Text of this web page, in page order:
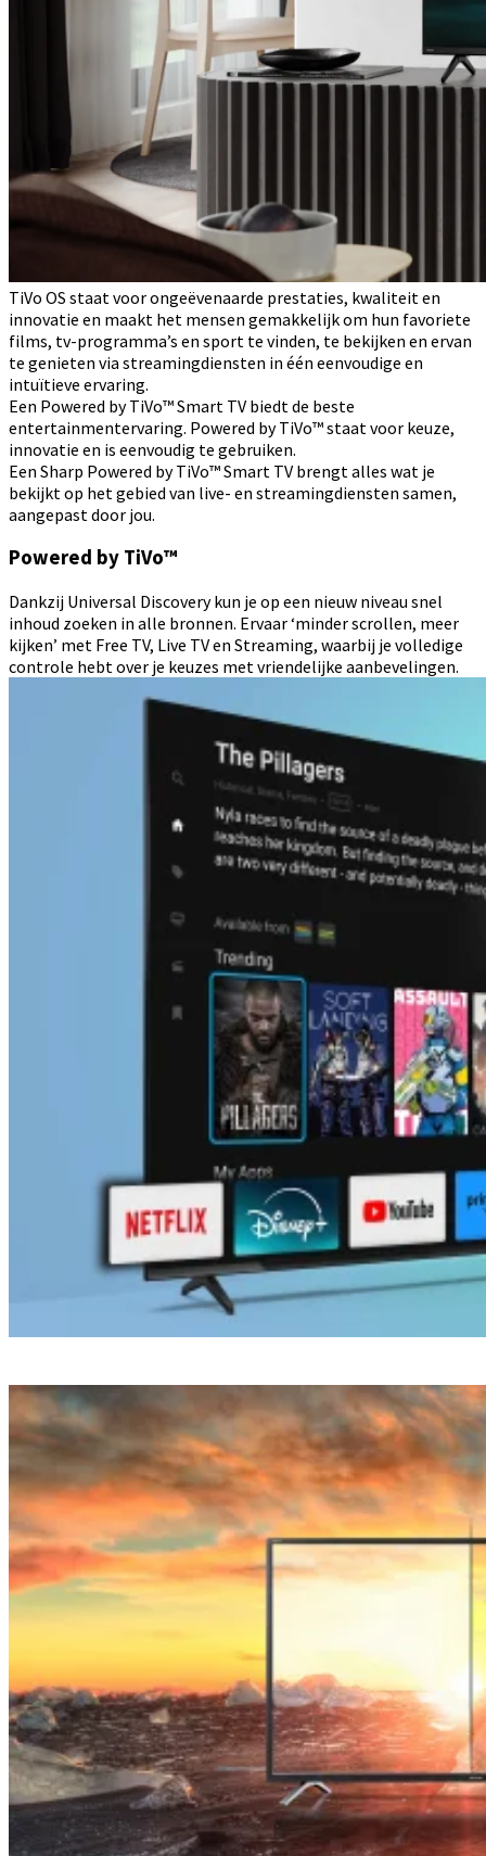
TiVo OS staat voor ongeëvenaarde prestaties, kwaliteit en
innovatie en maakt het mensen gemakkelijk om hun favoriete
films, tv-programma’s en sport te vinden, te bekijken en ervan
te genieten via streamingdiensten in één eenvoudige en
intuïtieve ervaring.
Een Powered by TiVo™ Smart TV biedt de beste
entertainmentervaring. Powered by TiVo™ staat voor keuze,
innovatie en is eenvoudig te gebruiken.
Een Sharp Powered by TiVo™ Smart TV brengt alles wat je
bekijkt op het gebied van live- en streamingdiensten samen,
aangepast door jou.
Powered by TiVo™
Dankzij Universal Discovery kun je op een nieuw niveau snel
inhoud zoeken in alle bronnen. Ervaar ‘minder scrollen, meer
kijken’ met Free TV, Live TV en Streaming, waarbij je volledige
controle hebt over je keuzes met vriendelijke aanbevelingen.